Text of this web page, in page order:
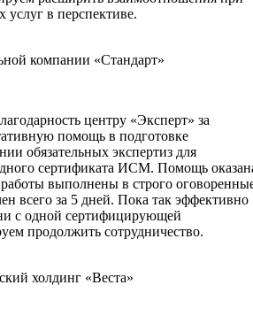
услуг в перспективе.
компании «Стандарт»
центру «Эксперт» за
помощь в подготовке
обязательных экспертиз для
сертификата ИСМ. Помощь
выполнены в строго
всего за 5 дней. Пока так эффективно
с одной сертифицирующей
продолжить сотрудничество.
холдинг «Веста»